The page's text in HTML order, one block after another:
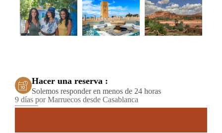
Hacer una reserva :
Solemos responder en menos de 24 horas
9 días por Marruecos desde Casablanca